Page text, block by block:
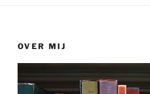
OVER MIJ